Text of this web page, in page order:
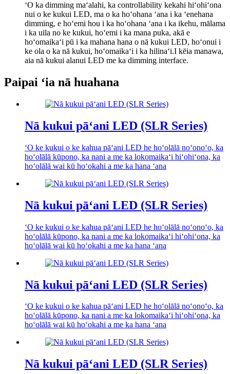
ʻO ka dimming maʻalahi, ka controllability kekahi hiʻohiʻona
nui o ke kukui LED, ma o ka hoʻohana ʻana i ka ʻenehana
dimming, e hoʻemi hou i ka hoʻohana ʻana i ka ikehu, mālama
i ka uila no ke kukui, hoʻemi i ka mana puka, akā e
hoʻomaikaʻi pū i ka mahana hana o nā kukui LED, hoʻonui i
ke ola o ka nā kukui, hoʻomaikaʻi i ka hilinaʻi.I kēia manawa,
aia nā kukui alanui LED me ka dimming interface.
Paipai ʻia nā huahana
Nā kukui pāʻani LED (SLR Series)
ʻO ke kukui o ke kahua pāʻani LED he hoʻolālā noʻonoʻo, ka
hoʻolālā kūpono, ka nani a me ka lokomaikaʻi hiʻohiʻona, ka
hoʻolālā wai kū hoʻokahi a me ka hana ʻana
Nā kukui pāʻani LED (SLR Series)
ʻO ke kukui o ke kahua pāʻani LED he hoʻolālā noʻonoʻo, ka
hoʻolālā kūpono, ka nani a me ka lokomaikaʻi hiʻohiʻona, ka
hoʻolālā wai kū hoʻokahi a me ka hana ʻana
Nā kukui pāʻani LED (SLR Series)
ʻO ke kukui o ke kahua pāʻani LED he hoʻolālā noʻonoʻo, ka
hoʻolālā kūpono, ka nani a me ka lokomaikaʻi hiʻohiʻona, ka
hoʻolālā wai kū hoʻokahi a me ka hana ʻana
Nā kukui pāʻani LED (SLR Series)